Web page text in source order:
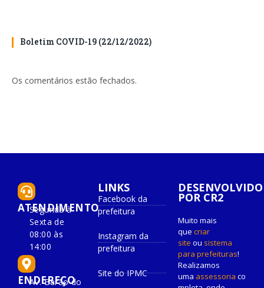
Boletim COVID-19 (22/12/2022)
Os comentários estão fechados.
ATENDIMENTO
Segunda à
Sexta de
08:00 às
14:00
ENDEREÇO
Av. Barão do
LINKS
Facebook da
prefeitura
Instagram da
prefeitura
Site do IPMC
DESENVOLVIDO
POR CR2
Muito mais
que criar
site ou sistema
para prefeituras!
Realizamos
uma assessoria co